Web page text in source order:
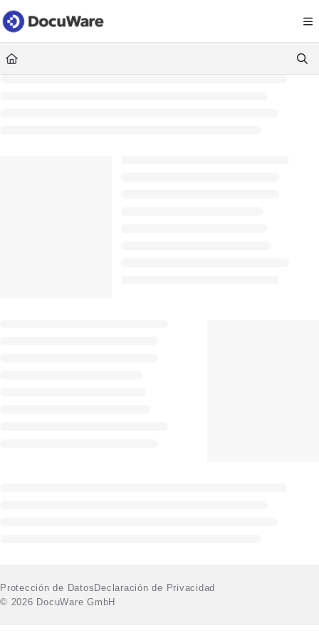
Documentation Index
Fetch the complete documentation index at: https://
Use this file to discover all available pages before exploring further.
Protección de DatosDeclaración de Privacidad
© 2026 DocuWare GmbH